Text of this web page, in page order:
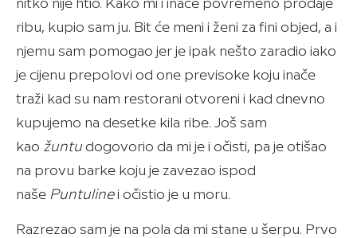
nitko nije htio. Kako mi i inače povremeno prodaje
ribu, kupio sam ju. Bit će meni i ženi za fini objed, a i
njemu sam pomogao jer je ipak nešto zaradio iako
je cijenu prepolovi od one previsoke koju inače
traži kad su nam restorani otvoreni i kad dnevno
kupujemo na desetke kila ribe. Još sam
kao žuntudogovorio da mi je i očisti, pa je otišao
na provu barke koju je zavezao ispod
naše Puntulinei očistio je u moru.
Razrezao sam je na pola da mi stane u šerpu. Prvo